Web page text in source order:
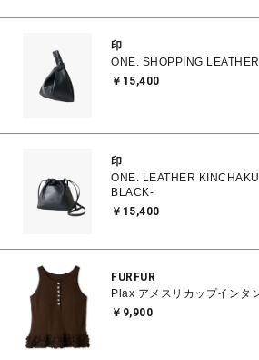
印
ONE. SHOPPING
￥15,400
印
ONE. LEATHER KINCHAKU SHOULDER BAG -
BLACK-
￥15,400
FURFUR
Plax アメスリカップインタ
￥9,900